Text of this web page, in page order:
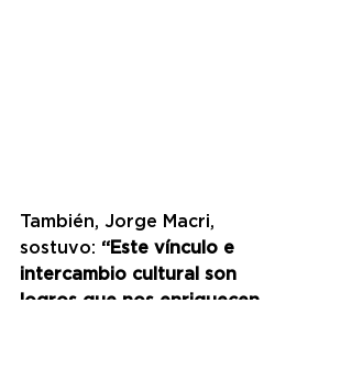
También, Jorge Macri,
sostuvo: “Este vínculo e
intercambio cultural son
logros que nos enriquecen